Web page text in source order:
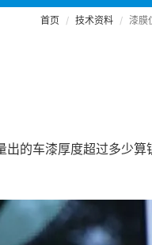
首页 技术资料 漆膜
的车漆厚度超过多少算